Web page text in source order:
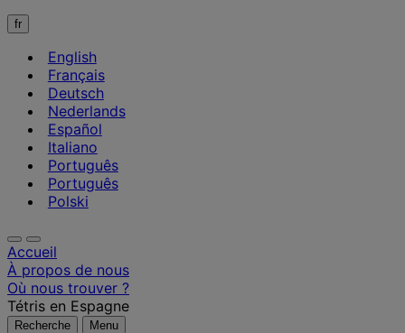
fr
English
Français
Deutsch
Nederlands
Español
Italiano
Português
Português
Polski
Accueil
À propos de nous
Où nous trouver ?
Tétris en Espagne
Recherche Menu